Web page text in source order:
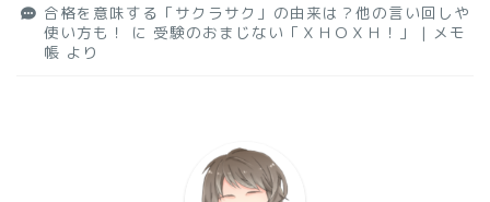
合格を意味する「サクラサク」の由来は？他の言い回しや
使い方も！
に 受験のおまじない「ＸＨＯＸＨ！」 | メモ
帳 より